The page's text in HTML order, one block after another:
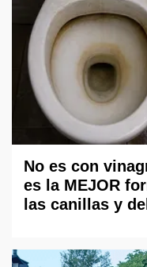
No es con
es la MEJOR
las canillas y